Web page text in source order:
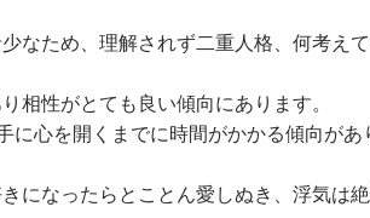
なため、理解されず二重人格、何考え
相性がとても良い傾向にあります。
に心を開くまでに時間がかかる傾向が
になったらとことん愛しぬき、浮気は